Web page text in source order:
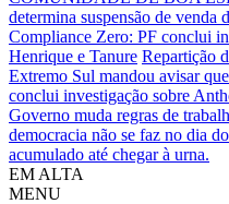
determina suspensão de venda
Compliance Zero: PF conclui
Henrique e Tanure Repartição
Extremo Sul mandou avisar
conclui investigação sobre
Governo muda regras de
democracia não se faz no dia
acumulado até chegar à urna.
EM ALTA
MENU